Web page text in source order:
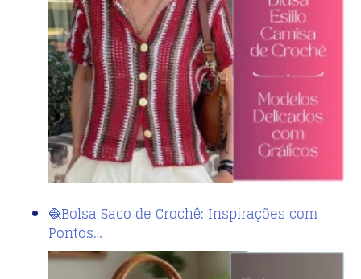
🧶Bolsa Saco de Crochê: Inspirações com
Pontos…